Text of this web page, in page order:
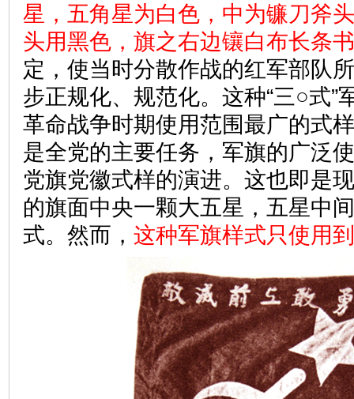
星，五角星为白色，中为镰刀斧
头用黑色，旗之右边镶白布长条
定，使当时分散作战的红军部队
步正规化、规范化。这种“三○式”
革命战争时期使用范围最广的式
是全党的主要任务，军旗的广泛
党旗党徽式样的演进。这也即是
的旗面中央一颗大五星，五星中
式。然而， 这种军旗样式只使用